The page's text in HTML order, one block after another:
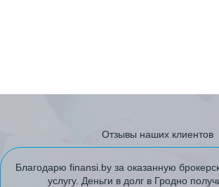
Отзывы наших клиентов
Благодарю finansi.by за оказанную
услугу. Деньги в долг в Гродно